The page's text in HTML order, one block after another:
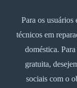
Para os usuários
técnicos em
doméstica.
gratuita,
sociais com o